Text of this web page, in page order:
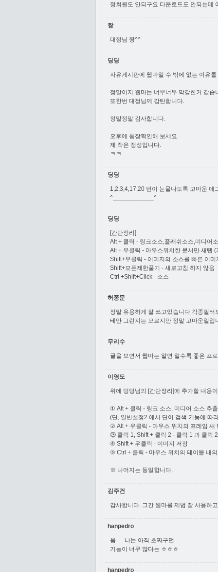
정회원도 안되구요 다운로드도 안되는데
짱
대정님 짱^^
딩딩
자유게시판에 웹마일 수 밖에 없는 이유
정말이지 웹마는 너무너무 막강한거 같습
또한번 대정님께 감탄합니다.
정말정말 감사합니다.
오후에 통장확인해 보세요.
제 작은 정성입니다.
ㅋㅋ
딩딩
1,2,3,4,17,20 번이 눈물나도록 고마운 애
^____________^
딩딩
[간단정리]
Alt + 클릭 - 링크소스,플래쉬소스,미디어
Alt + 우클릭 - 마우스위치한 문서만 새탭 (
Shift+우클릭 - 이미지의 소스를 빠른 이
Shift+모든제한풀기 - 새로고침 하지 않음
Ctrl +Shift+Click - 소스
허종문
정말 유용하게 잘 쓰고있습니다 각종필
테만 그런지는 모르지만 정말 고마운일입
무리수
글을 보면서 웹마는 알면 알수록 좋은 프
이영도
위에 딩딩님의 [간단정리]에 추가할 내용
① Alt + 클릭 - 링크 소스, 미디어 소스 추출
(단, 일반설정2 에서 단어 검색 기능에 따
② Alt + 우클릭 - 마우스 위치의 프레임 새
③ 클릭 1, Shift + 클릭 2 - 클릭 1 과 클릭
④ Shift + 우클릭 - 이미지 저장
⑤ Ctrl + 클릭 - 마우스 위치의 테이블 내
※ 나머지는 동일합니다.
김주건
감사합니다. 그간 웹마를 제법 잘 사용하
hanpedro
음..... 나는 아직 초짜구먼.
기능이 너무 많다는 ㅎㅎㅎ
hanpedro